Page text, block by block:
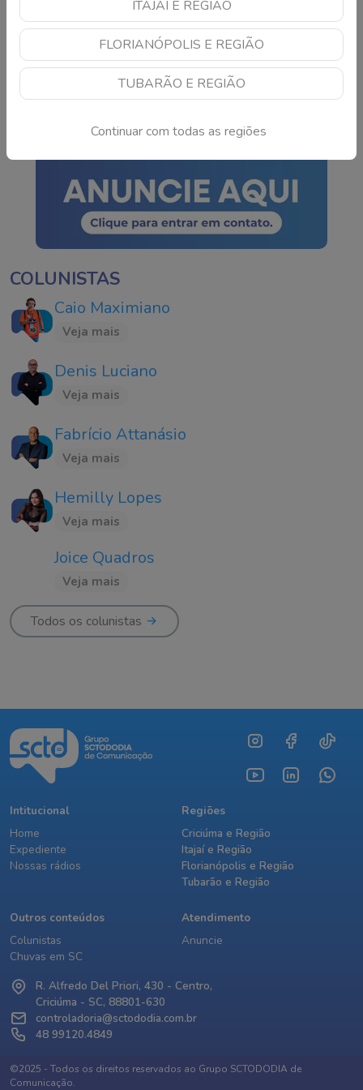
ITAJAÍ E REGIÃO
FLORIANÓPOLIS E REGIÃO
TUBARÃO E REGIÃO
Continuar com todas as regiões
TSE cria conselho para
monitorar IA e fake news
nas eleições de 2026
Continue lendo
COLUNISTAS
Caio Maximiano
Veja mais
Denis Luciano
Veja mais
Fabrício Attanásio
Veja mais
Hemilly Lopes
Veja mais
Joice Quadros
Veja mais
Todos os colunistas
Intitucional
Home
Expediente
Nossas rádios
Regiões
Criciúma e Região
Itajaí e Região
Florianópolis e Região
Tubarão e Região
Outros conteúdos
Colunistas
Chuvas em SC
Atendimento
Anuncie
R. Alfredo Del Priori, 430 - Centro,
Criciúma - SC, 88801-630
controladoria@sctododia.com.br
48 99120.4849
©2025 - Todos os direitos reservados ao Grupo SCTODODIA de
Comunicação.